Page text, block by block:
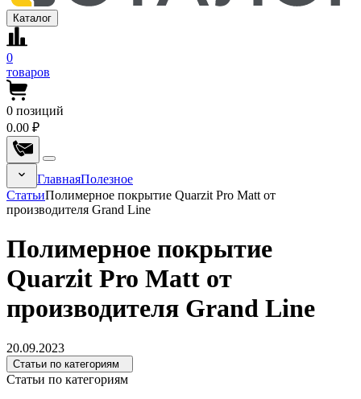
Каталог
0
товаров
0 позиций
0.00 ₽
ГлавнаяПолезное
СтатьиПолимерное покрытие Quarzit Pro Matt от
производителя Grand Line
Полимерное покрытие
Quarzit Pro Matt от
производителя Grand Line
20.09.2023
Статьи по категориям
Статьи по категориям